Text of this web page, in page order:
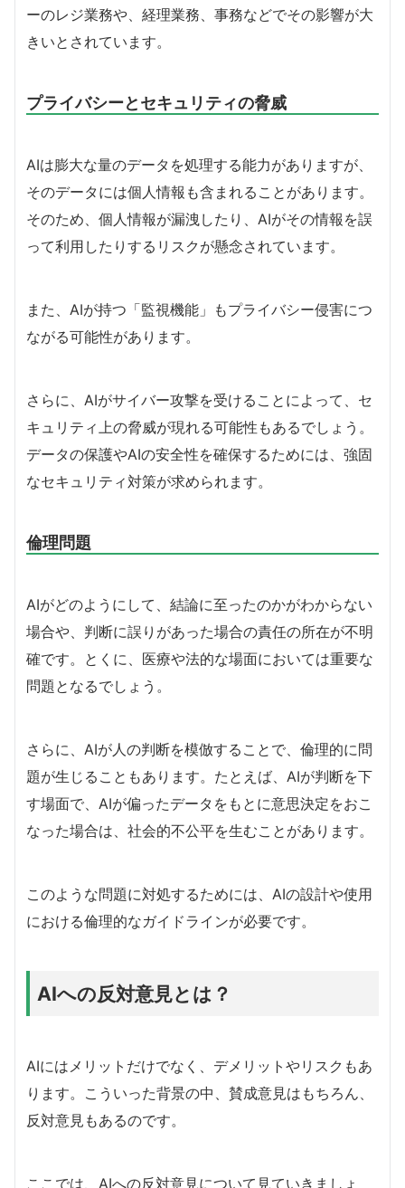
ーのレジ業務や、経理業務、事務などでその影響が大
きいとされています。
プライバシーとセキュリティの脅威
AIは膨大な量のデータを処理する能力がありますが、
そのデータには個人情報も含まれることがあります。
そのため、個人情報が漏洩したり、AIがその情報を誤
って利用したりするリスクが懸念されています。
また、AIが持つ「監視機能」もプライバシー侵害につ
ながる可能性があります。
さらに、AIがサイバー攻撃を受けることによって、セ
キュリティ上の脅威が現れる可能性もあるでしょう。
データの保護やAIの安全性を確保するためには、強固
なセキュリティ対策が求められます。
倫理問題
AIがどのようにして、結論に至ったのかがわからない
場合や、判断に誤りがあった場合の責任の所在が不明
確です。とくに、医療や法的な場面においては重要な
問題となるでしょう。
さらに、AIが人の判断を模倣することで、倫理的に問
題が生じることもあります。たとえば、AIが判断を下
す場面で、AIが偏ったデータをもとに意思決定をおこ
なった場合は、社会的不公平を生むことがあります。
このような問題に対処するためには、AIの設計や使用
における倫理的なガイドラインが必要です。
AIへの反対意見とは？
AIにはメリットだけでなく、デメリットやリスクもあ
ります。こういった背景の中、賛成意見はもちろん、
反対意見もあるのです。
ここでは、AIへの反対意見について見ていきましょ